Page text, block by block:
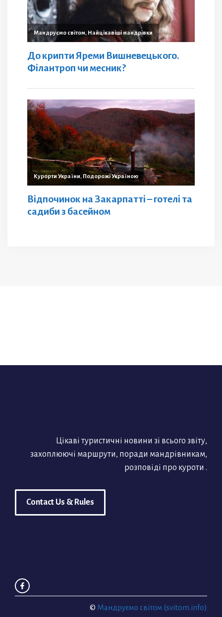
Цікаві туристичні новини зі всього звіту,
захоплюючі маршрути, поради мандрівникам,
розповіді про куроти .
Contact Us & Rules
© Мандруємо світом (svitom.info)